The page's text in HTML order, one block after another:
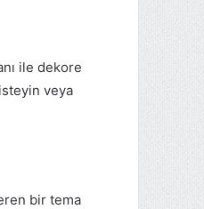
ile dekore
veya
bir tema